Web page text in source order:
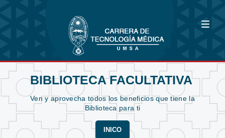
BIBLIOTECA FACULTATIVA
Ven y aprovecha todos los beneficios que tiene la
Biblioteca para ti
INICO